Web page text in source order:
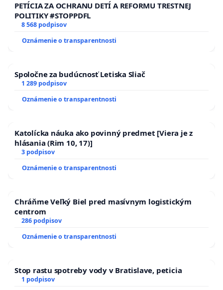
PETÍCIA ZA OCHRANU DETÍ A REFORMU TRESTNEJ
POLITIKY #STOPPDFL
8 568 podpisov
Oznámenie o transparentnosti
Spoločne za budúcnosť Letiska Sliač
1 289 podpisov
Oznámenie o transparentnosti
Katolícka náuka ako povinný predmet [Viera je z
hlásania (Rim 10, 17)]
3 podpisov
Oznámenie o transparentnosti
Chráňme Veľký Biel pred masívnym logistickým
centrom
286 podpisov
Oznámenie o transparentnosti
Stop rastu spotreby vody v Bratislave, peticia
1 podpisov